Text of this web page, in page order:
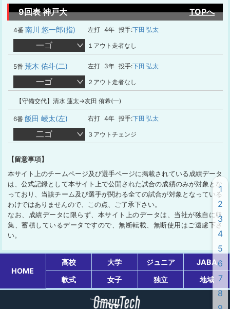
9回表 神戸大 TOPへ
4番 南川 悠一郎(指) 左打 4年 投手:下田 弘太
一ゴ １アウト走者なし
5番 荒木 佑斗(二) 左打 3年 投手:下田 弘太
一ゴ ２アウト走者なし
【守備交代】清水 蓮太→友田 侑希(一)
6番 飯田 崚太(左) 右打 4年 投手:下田 弘太
二ゴ ３アウトチェンジ
【留意事項】
本サイト上のチームページ及び選手ページに掲載されている成績データ
は、公式記録として本サイト上で公開された試合の成績のみが対象とな
っており、当該チーム及び選手が関わる全ての試合が対象となっている
わけではありませんので、この点、ご了承下さい。
なお、成績データに限らず、本サイト上のデータは、当社が独自に収
集、蓄積しているデータですので、無断転載、無断使用はご遠慮下さ
い。
HOME
高校 大学 ジュニア
JABA
軟式
女子 独立 地域
1
2
3
4
5
6
7
8